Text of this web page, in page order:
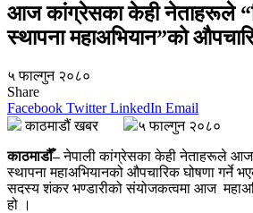
आज कांग्रेसका केही नेताहरूले
स्थापना महाअभियान”को
५ फाल्गुन २०८०
Share
Facebook Twitter LinkedIn Email
काठमाडौं खबर
५ फाल्गुन २०८०
काठमाडौँ– नेपाली कांग्रेसका केही नेताहरूले आज
स्थापना महाअभियानको औपचारिक घोषणा गर्ने
सदस्य शंकर भण्डारीको संयोजकत्वमा आज
हो ।